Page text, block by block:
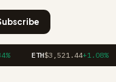
ETH$3,521.44+1.08%